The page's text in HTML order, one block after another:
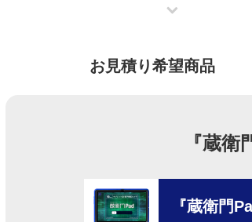
お見積り希望商品
『蔵
『蔵衛門